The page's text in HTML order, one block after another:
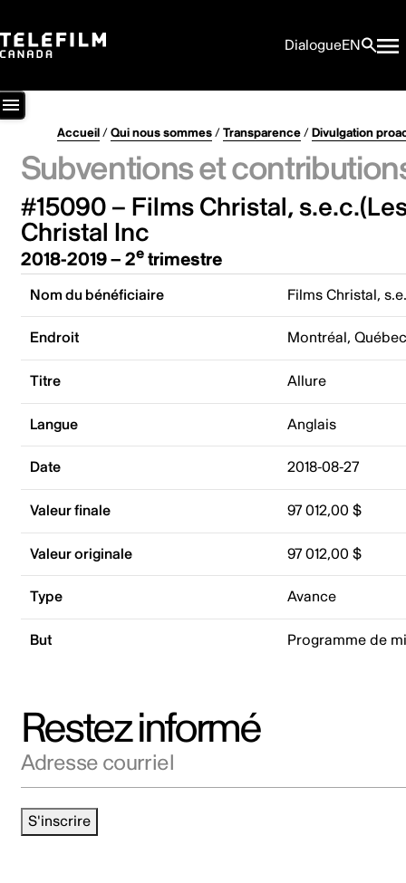
DialogueEN
Accueil/Qui nous sommes/Transparence/Divulgation
Subventions et
#15090 – Films Christal,
Christal Inc
2018-2019 – 2etrimestre
Nom du bénéficiaire Films Christal,
Endroit Montréal,
Titre Allure
Langue Anglais
Date 2018-08-27
Valeur finale 97 012,00 $
Valeur originale 97 012,00 $
Type Avance
But Programme de
Restez informé
S'inscrire